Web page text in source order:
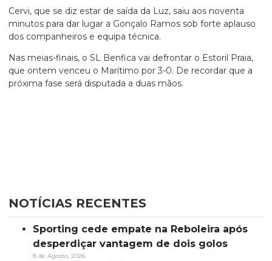
Cervi, que se diz estar de saída da Luz, saiu aos noventa
minutos para dar lugar a Gonçalo Ramos sob forte aplauso
dos companheiros e equipa técnica.
Nas meias-finais, o SL Benfica vai defrontar o Estoril Praia,
que ontem venceu o Marítimo por 3-0. De recordar que a
próxima fase será disputada a duas mãos.
NOTÍCIAS RECENTES
Sporting cede empate na Reboleira após
desperdiçar vantagem de dois golos
8 de Agosto, 2026